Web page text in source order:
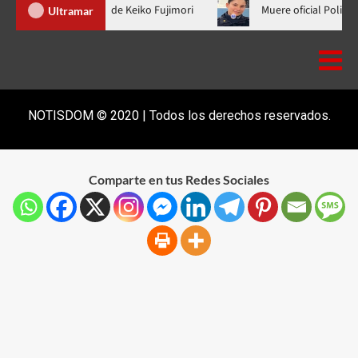
Ultramar
no fue a la toma de posesión de Keiko Fujimori Muere
NOTISDOM © 2020 | Todos los derechos reservados.
Comparte en tus Redes Sociales